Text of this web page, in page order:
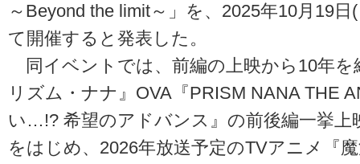
～Beyond the limit～」を、2025年10月19
て開催すると発表した。
同イベントでは、前編の上映から10年を
リズム・ナナ』OVA『PRISM NANA THE
い…!? 希望のアドバンス』の前後編一挙上
をはじめ、2026年放送予定のTVアニメ『